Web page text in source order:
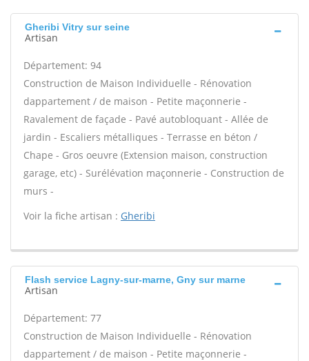
Gheribi Vitry sur seine
Artisan
Département: 94
Construction de Maison Individuelle - Rénovation
dappartement / de maison - Petite maçonnerie -
Ravalement de façade - Pavé autobloquant - Allée de
jardin - Escaliers métalliques - Terrasse en béton /
Chape - Gros oeuvre (Extension maison, construction
garage, etc) - Surélévation maçonnerie - Construction de
murs -
Voir la fiche artisan : Gheribi
Flash service Lagny-sur-marne, Gny sur marne
Artisan
Département: 77
Construction de Maison Individuelle - Rénovation
dappartement / de maison - Petite maçonnerie -